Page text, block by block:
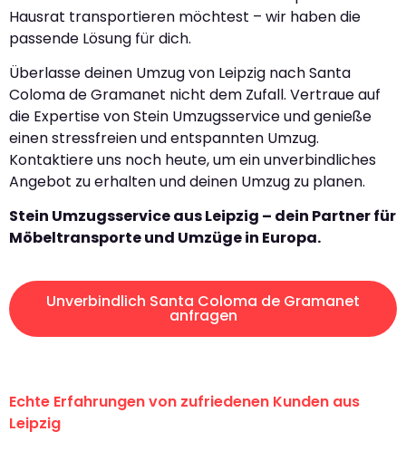
Hausrat transportieren möchtest – wir haben die
passende Lösung für dich.
Überlasse deinen Umzug von Leipzig nach Santa
Coloma de Gramanet nicht dem Zufall. Vertraue auf
die Expertise von Stein Umzugsservice und genieße
einen stressfreien und entspannten Umzug.
Kontaktiere uns noch heute, um ein unverbindliches
Angebot zu erhalten und deinen Umzug zu planen.
Stein Umzugsservice aus Leipzig – dein Partner für
Möbeltransporte und Umzüge in Europa.
Unverbindlich Santa Coloma de Gramanet
anfragen
Echte Erfahrungen von zufriedenen Kunden aus
Leipzig